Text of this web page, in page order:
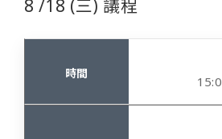
8 /18 (三) 議程